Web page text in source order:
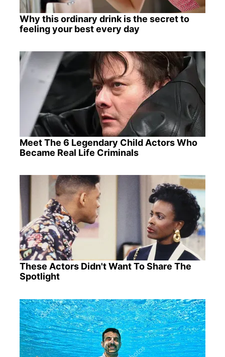
Why this ordinary drink is the secret to
feeling your best every day
Meet The 6 Legendary Child Actors Who
Became Real Life Criminals
These Actors Didn't Want To Share The
Spotlight